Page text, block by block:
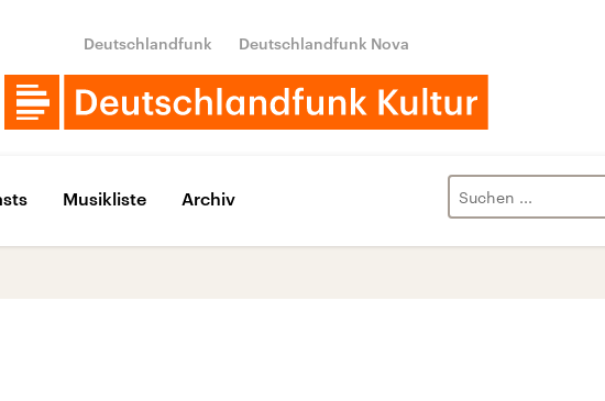
Deutschlandfunk Deutschlandfunk Nova
Musikliste Archiv